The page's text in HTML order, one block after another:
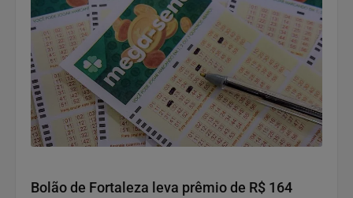
Bolão de Fortaleza leva prêmio de R$ 164